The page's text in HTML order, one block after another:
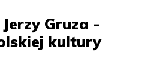
Gruza -
kultury